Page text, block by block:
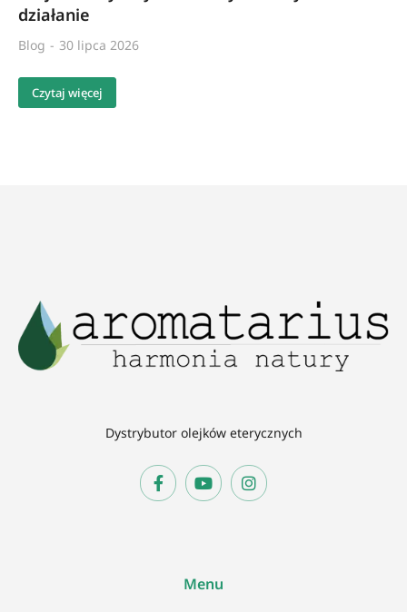
działanie
Blog 30 lipca 2026
Czytaj więcej
Dystrybutor olejków eterycznych
Menu